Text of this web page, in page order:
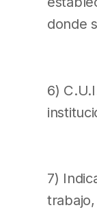
donde
6)
7)